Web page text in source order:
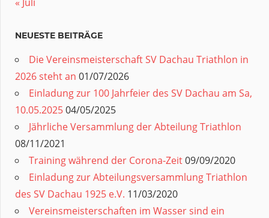
NEUESTE BEITRÄGE
Die Vereinsmeisterschaft SV Dachau Triathlon in
2026 steht an 01/07/2026
Einladung zur 100 Jahrfeier des SV Dachau am Sa,
10.05.202504/05/2025
Jährliche Versammlung der Abteilung Triathlon
08/11/2021
Training während der Corona-Zeit09/09/2020
Einladung zur Abteilungsversammlung Triathlon
des SV Dachau 1925 e.V. 11/03/2020
Vereinsmeisterschaften im Wasser sind ein